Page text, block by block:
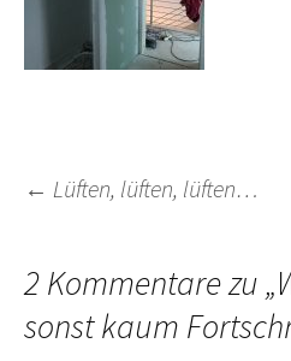
← Lüften, lüften, lüften…
2 Kommentare zu „
sonst kaum